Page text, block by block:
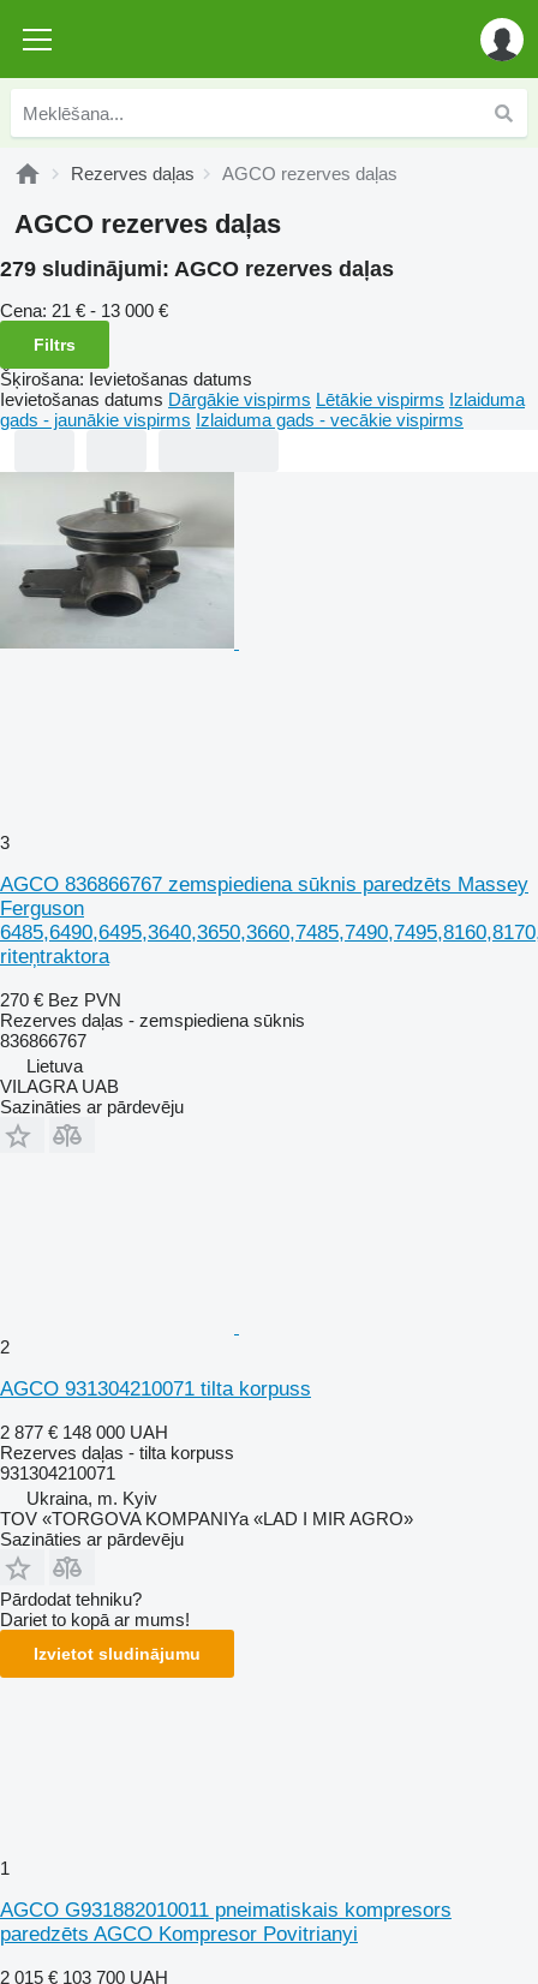
Rezerves daļas AGCO rezerves daļas
AGCO rezerves daļas
279 sludinājumi: AGCO rezerves daļas
Cena: 21 € - 13 000 €
Filtrs
Šķirošana: Ievietošanas datums
Ievietošanas datums Dārgākie vispirms Lētākie vispirms Izlaiduma
gads - jaunākie vispirms Izlaiduma gads - vecākie vispirms
3
AGCO 836866767 zemspiediena sūknis paredzēts Massey
Ferguson
riteņtraktora
270 € Bez PVN
Rezerves daļas - zemspiediena sūknis
836866767
Lietuva
VILAGRA UAB
Sazināties ar pārdevēju
2
AGCO 931304210071 tilta korpuss
2 877 € 148 000 UAH
Rezerves daļas - tilta korpuss
931304210071
Ukraina, m. Kyiv
TOV «TORGOVA KOMPANIYa «LAD I MIR AGRO»
Sazināties ar pārdevēju
Pārdodat tehniku?
Dariet to kopā ar mums!
Izvietot sludinājumu
1
AGCO G931882010011 pneimatiskais kompresors
paredzēts AGCO Kompresor Povitrianyi
2 015 € 103 700 UAH